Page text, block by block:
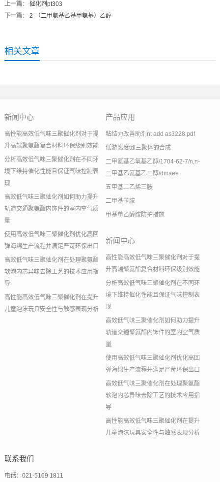
上一篇： 催化剂pt303
下一篇： 2-（二甲氨基乙基甲氨基）乙醇
相关文章
新闻中心
高性能高效低气味三聚催化剂对于提
升高端聚氨酯复合材料环保级别效能
分析高效低气味三聚催化剂在不同环
境下维持催化性能且保证气味控制表
现
高效低气味三聚催化剂如何助力提升
轨道交通聚氨酯内饰件的室内空气质
量
使用高效低气味三聚催化剂优化高回
弹海绵生产流程并满足严苛环保出口
高效低气味三聚催化剂在处理聚氨酯
软泡内芯异味去除工艺的技术应用指
导
高性能高效低气味三聚催化剂在提升
儿童泡沫玩具安全性与触感表现分析
产品应用
粘结力改善助剂nt add as3228.pdf
低游离度tdi三聚体的合成
二甲氨基乙氧基乙醇/1704-62-7/n,n-
二甲基乙氨基乙二醇/dmaee
五甲基二乙烯三胺
二甲基苄胺
甲基单乙醇胺防护措施
新闻中心
高性能高效低气味三聚催化剂对于提
升高端聚氨酯复合材料环保级别效能
分析高效低气味三聚催化剂在不同环
境下维持催化性能且保证气味控制表
现
高效低气味三聚催化剂如何助力提升
轨道交通聚氨酯内饰件的室内空气质
量
使用高效低气味三聚催化剂优化高回
弹海绵生产流程并满足严苛环保出口
高效低气味三聚催化剂在处理聚氨酯
软泡内芯异味去除工艺的技术应用指
导
高性能高效低气味三聚催化剂在提升
儿童泡沫玩具安全性与触感表现分析
联系我们
电话：021-5169 1811